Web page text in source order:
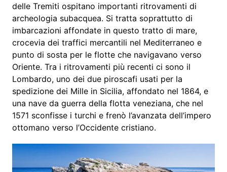
delle Tremiti ospitano importanti ritrovamenti di
archeologia subacquea. Si tratta soprattutto di
imbarcazioni affondate in questo tratto di mare,
crocevia dei traffici mercantili nel Mediterraneo e
punto di sosta per le flotte che navigavano verso
Oriente. Tra i ritrovamenti più recenti ci sono il
Lombardo, uno dei due piroscafi usati per la
spedizione dei Mille in Sicilia, affondato nel 1864, e
una nave da guerra della flotta veneziana, che nel
1571 sconfisse i turchi e frenò l’avanzata dell’impero
ottomano verso l’Occidente cristiano.